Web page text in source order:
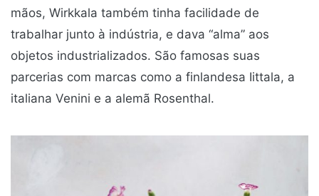
mãos, Wirkkala também tinha facilidade de
trabalhar junto à indústria, e dava “alma” aos
objetos industrializados. São famosas suas
parcerias com marcas como a finlandesa Iittala, a
italiana Venini e a alemã Rosenthal.